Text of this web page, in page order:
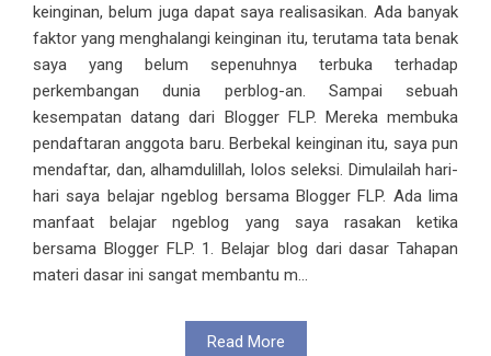
keinginan, belum juga dapat saya realisasikan. Ada banyak
faktor yang menghalangi keinginan itu, terutama tata benak
saya yang belum sepenuhnya terbuka terhadap
perkembangan dunia perblog-an. Sampai sebuah
kesempatan datang dari Blogger FLP. Mereka membuka
pendaftaran anggota baru. Berbekal keinginan itu, saya pun
mendaftar, dan, alhamdulillah, lolos seleksi. Dimulailah hari-
hari saya belajar ngeblog bersama Blogger FLP. Ada lima
manfaat belajar ngeblog yang saya rasakan ketika
bersama Blogger FLP. 1. Belajar blog dari dasar Tahapan
materi dasar ini sangat membantu m...
Read More